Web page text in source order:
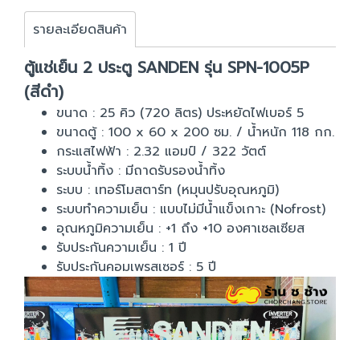
รายละเอียดสินค้า
ตู้แช่เย็น 2 ประตู SANDEN รุ่น SPN-1005P
(สีดำ)
ขนาด : 25 คิว (720 ลิตร) ประหยัดไฟเบอร์ 5
ขนาดตู้ : 100 x 60 x 200 ซม. / น้ำหนัก 118 กก.
กระแสไฟฟ้า : 2.32 แอมป์ / 322 วัตต์
ระบบน้ำทิ้ง : มีถาดรับรองน้ำทิ้ง
ระบบ : เทอร์โมสตาร์ท (หมุนปรับอุณหภูมิ)
ระบบทำความเย็น : แบบไม่มีน้ำแข็งเกาะ (Nofrost)
อุณหภูมิความเย็น : +1 ถึง +10 องศาเซลเซียส
รับประกันความเย็น : 1 ปี
รับประกันคอมเพรสเซอร์ : 5 ปี